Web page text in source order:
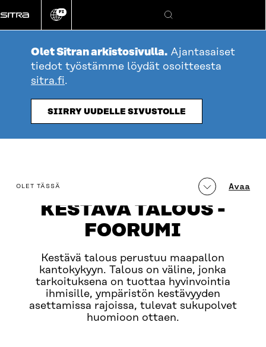
suoraan
sisältöön
Vaihda
kieli
FI
Hae
Olet Sitran arkistosivulla. Ajantasaiset
tiedot työstämme löydät osoitteesta
sitra.fi.
SIIRRY UUDELLE SIVUSTOLLE
KESTÄVÄ TALOUS -
FOORUMI
Kestävä talous perustuu maapallon
kantokykyyn. Talous on väline, jonka
tarkoituksena on tuottaa hyvinvointia
ihmisille, ympäristön kestävyyden
asettamissa rajoissa, tulevat sukupolvet
huomioon ottaen.
table_of_contents
OLET TÄSSÄ Avaa